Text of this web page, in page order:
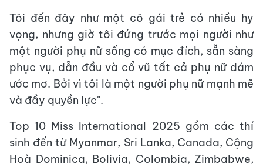
Tôi đến đây như một cô gái trẻ có nhiều hy
vọng, nhưng giờ tôi đứng trước mọi người như
một người phụ nữ sống có mục đích, sẵn sàng
phục vụ, dẫn đầu và cổ vũ tất cả phụ nữ dám
ước mơ. Bởi vì tôi là một người phụ nữ mạnh mẽ
và đầy quyền lực".
Top 10 Miss International 2025 gồm các thí
sinh đến từ Myanmar, Sri Lanka, Canada, Cộng
Hoà Dominica, Bolivia, Colombia, Zimbabwe,